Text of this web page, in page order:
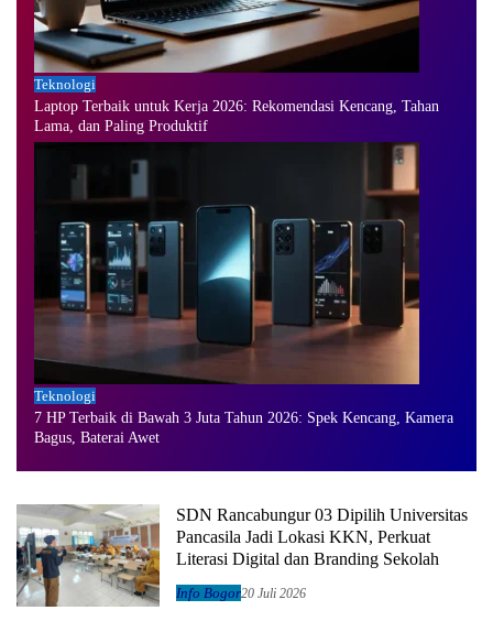
Teknologi
Laptop Terbaik untuk Kerja 2026: Rekomendasi Kencang, Tahan
Lama, dan Paling Produktif
Teknologi
7 HP Terbaik di Bawah 3 Juta Tahun 2026: Spek Kencang, Kamera
Bagus, Baterai Awet
SDN Rancabungur 03 Dipilih Universitas
Pancasila Jadi Lokasi KKN, Perkuat
Literasi Digital dan Branding Sekolah
Info Bogor20 Juli 2026